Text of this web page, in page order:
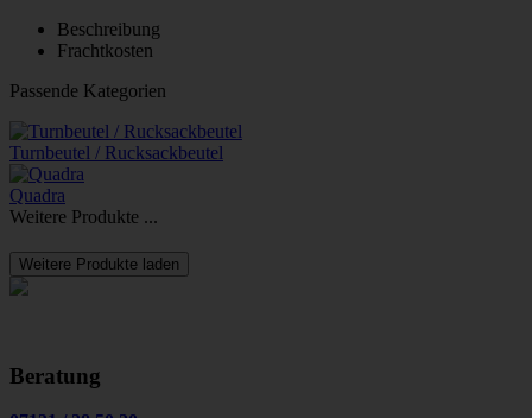
Beschreibung
Frachtkosten
Passende Kategorien
Turnbeutel / Rucksackbeutel
Quadra
Weitere Produkte ...
Weitere Produkte laden
Beratung